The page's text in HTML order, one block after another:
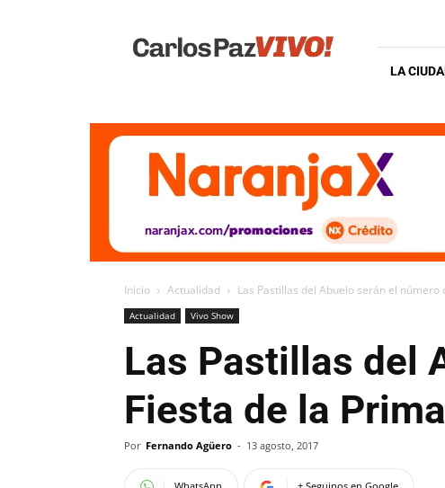
Vivo
LA
Inicio Actualidad Las Pastillas del Abuelo serán el número
Actualidad Vivo Show
Las Pastillas del
Fiesta de la
Por Fernando Agüero - 13 agosto, 2017